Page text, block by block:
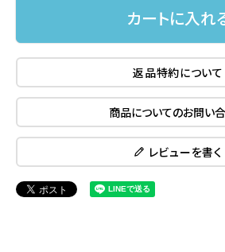
カートに入れ
返品特約について
商品についてのお問い
レビューを書く